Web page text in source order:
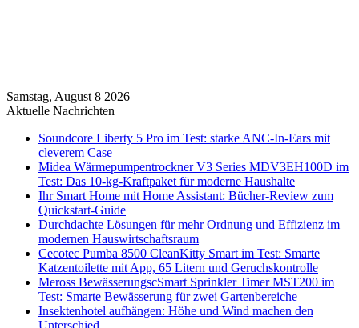
Samstag, August 8 2026
Aktuelle Nachrichten
Soundcore Liberty 5 Pro im Test: starke ANC-In-Ears mit
cleverem Case
Midea Wärmepumpentrockner V3 Series MDV3EH100D im
Test: Das 10-kg-Kraftpaket für moderne Haushalte
Ihr Smart Home mit Home Assistant: Bücher-Review zum
Quickstart-Guide
Durchdachte Lösungen für mehr Ordnung und Effizienz im
modernen Hauswirtschaftsraum
Cecotec Pumba 8500 CleanKitty Smart im Test: Smarte
Katzentoilette mit App, 65 Litern und Geruchskontrolle
Meross BewässerungscSmart Sprinkler Timer MST200 im
Test: Smarte Bewässerung für zwei Gartenbereiche
Insektenhotel aufhängen: Höhe und Wind machen den
Unterschied